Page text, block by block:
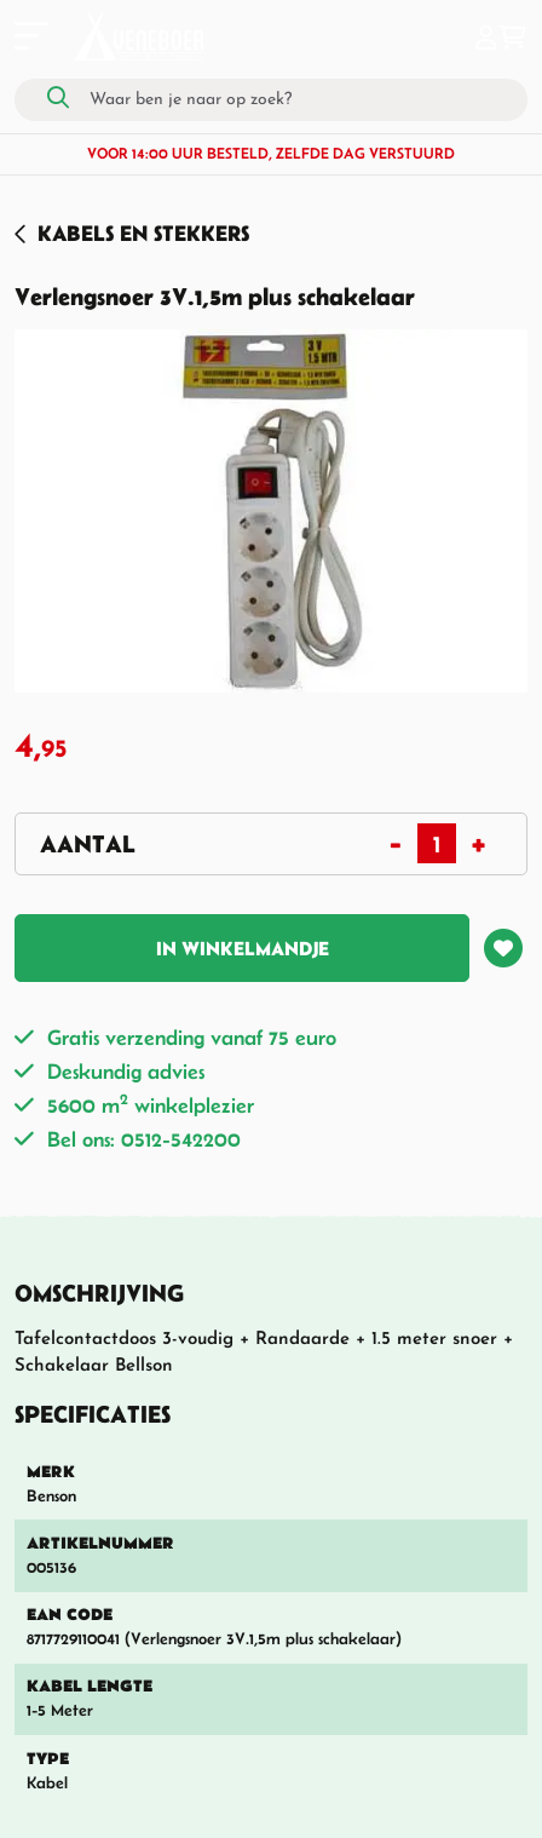
VOOR 14:00 UUR BESTELD, ZELFDE DAG VERSTUURD
KABELS EN STEKKERS
Verlengsnoer 3V.1,5m plus schakelaar
4,95
IN WINKELMANDJE
Gratis verzending vanaf 75 euro
Deskundig advies
5600 m2 winkelplezier
Bel ons: 0512-542200
OMSCHRIJVING
Tafelcontactdoos 3-voudig + Randaarde + 1.5 meter snoer +
Schakelaar Bellson
SPECIFICATIES
MERK
Benson
ARTIKELNUMMER
005136
EAN CODE
8717729110041 (Verlengsnoer 3V.1,5m plus schakelaar)
KABEL LENGTE
1-5 Meter
TYPE
Kabel